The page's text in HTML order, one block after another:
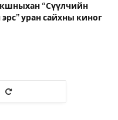
“Сүүлчийн
уран сайхны киног